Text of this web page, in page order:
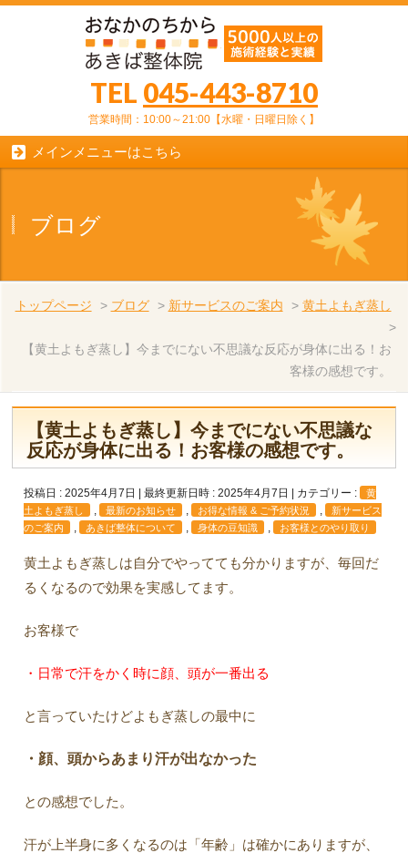
TEL 045-443-8710
営業時間：10:00～21:00【水曜・日曜日除く】
メインメニューはこちら
ブログ
トップページ > ブログ > 新サービスのご案内 > 黄土よもぎ蒸し
>
【黄土よもぎ蒸し】今までにない不思議な反応が身体に出る！お
客様の感想です。
【黄土よもぎ蒸し】今までにない不思議な
反応が身体に出る！お客様の感想です。
投稿日 : 2025年4月7日 最終更新日時 : 2025年4月7日 カテゴリー :
黄
土よもぎ蒸し
最新のお知らせ お得な情報 & ご予約状況
新サービス
のご案内
あきば整体について 身体の豆知識 お客様とのやり取り
黄土よもぎ蒸しは自分でやってても分かりますが、毎回だ
るくなるので効果を実感してます。
お客様で
・日常で汗をかく時に顔、頭が一番出る
と言っていたけどよもぎ蒸しの最中に
・顔、頭からあまり汗が出なかった
との感想でした。
汗が上半身に多くなるのは「年齢」は確かにありますが、